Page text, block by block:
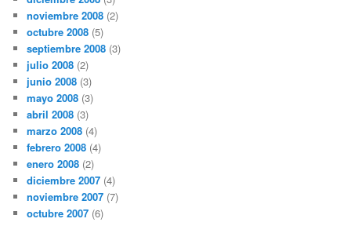
noviembre 2008 (2)
octubre 2008 (5)
septiembre 2008 (3)
julio 2008 (2)
junio 2008 (3)
mayo 2008 (3)
abril 2008 (3)
marzo 2008 (4)
febrero 2008 (4)
enero 2008 (2)
diciembre 2007 (4)
noviembre 2007 (7)
octubre 2007 (6)